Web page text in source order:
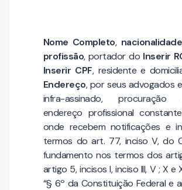
Nome Completo, nacionalidade
profissão, portador do Inserir
Inserir CPF, residente e
Endereço, por seus advogados
infra-assinado,
endereço profissional
onde recebem notificações e
termos do art. 77, inciso V, do
fundamento nos termos dos
artigo 5, incisos I, inciso III, V ; X e
“§ 6º da Constituição Federal e